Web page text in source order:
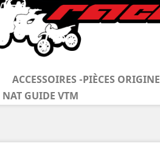
ACCESSOIRES -PIÈCES ORIGINE
NAT GUIDE VTM